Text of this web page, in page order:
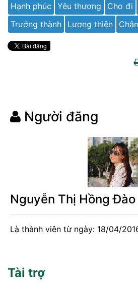
Hạnh phúc
Yêu thương Cho đi
Trưởng thành
Lương thiện
Người đăng
Nguyễn Thị Hồng Đào
Là thành viên từ ngày: 18/04/
Tài trợ